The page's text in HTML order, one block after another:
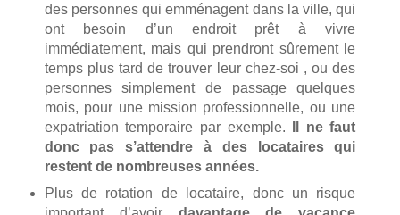
des personnes qui emménagent dans la ville, qui
ont besoin d’un endroit prêt à vivre
immédiatement, mais qui prendront sûrement le
temps plus tard de trouver leur chez-soi , ou des
personnes simplement de passage quelques
mois, pour une mission professionnelle, ou une
expatriation temporaire par exemple.
Il ne faut
donc pas s’attendre à des locataires qui
restent de nombreuses années.
Plus de rotation de locataire, donc un risque